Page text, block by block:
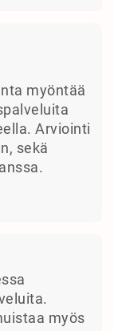
myöntää
Arviointi
sekä
myös